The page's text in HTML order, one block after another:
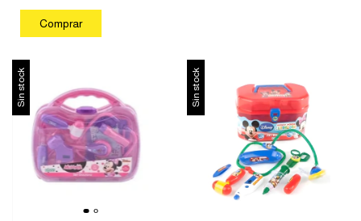
Sin stock Sin stock